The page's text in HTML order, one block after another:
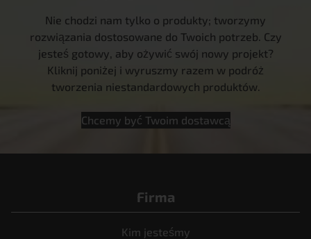
Nie chodzi nam tylko o produkty; tworzymy
rozwiązania dostosowane do Twoich potrzeb. Czy
jesteś gotowy, aby ożywić swój nowy projekt?
Kliknij poniżej i wyruszmy razem w podróż
tworzenia niestandardowych produktów.
Chcemy być Twoim dostawcą
Firma
Kim jesteśmy